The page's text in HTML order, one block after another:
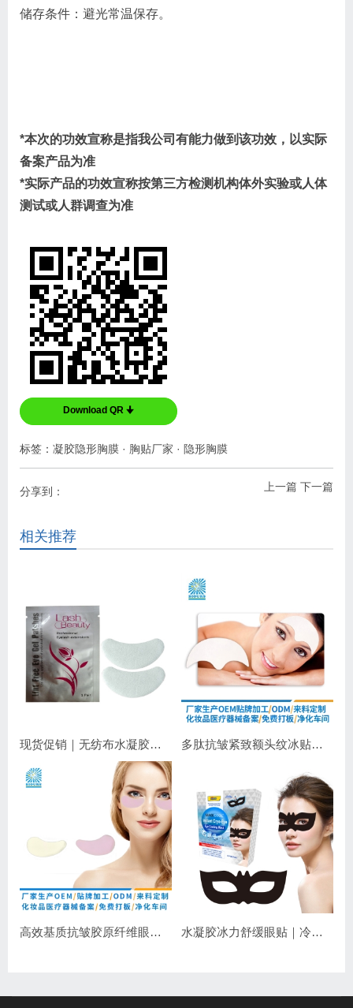
储存条件：避光常温保存。
*本次的功效宣称是指我公司有能力做到该功效，以实际
备案产品为准
*实际产品的功效宣称按第三方检测机构体外实验或人体
测试或人群调查为准
Download QR 🠋
标签： 凝胶隐形胸膜 · 胸贴厂家 · 隐形胸膜
上一篇 下一篇
分享到：
相关推荐
现货促销｜无纺布水凝胶睫毛眼贴 嫁接睫毛专用 补水保湿不干扰操作 多肽抗皱紧致额头纹冰贴｜淡化抬头纹紧致显年轻
高效基质抗皱胶原纤维眼膜｜抗皱紧致保湿 水凝胶冰力舒缓眼贴｜冷敷降温，长效保湿，焕亮双眼